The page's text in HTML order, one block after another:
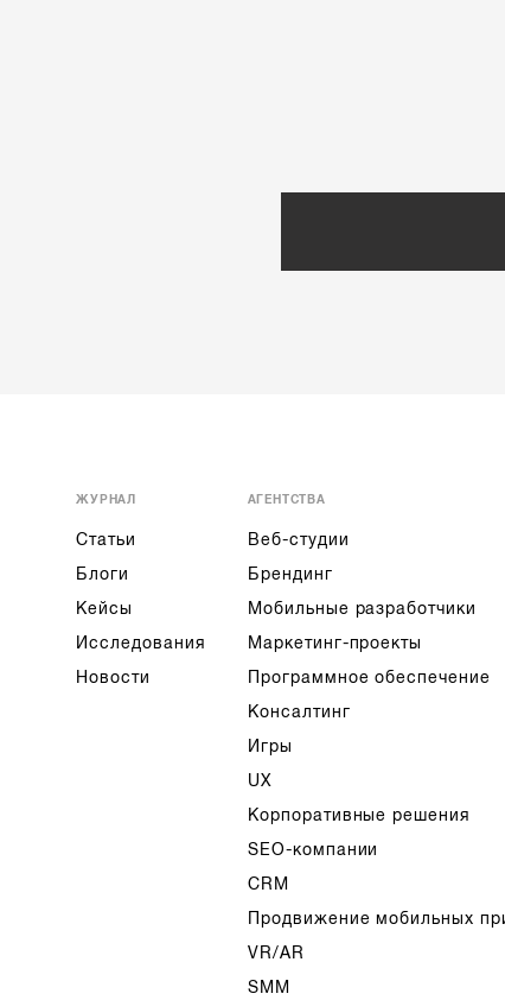
ЖУРНАЛ
Статьи
Блоги
Кейсы
Исследования
Новости
АГЕНТСТВА
Веб-студии
Брендинг
Мобильные разработчики
Маркетинг-проекты
Программное обеспечение
Консалтинг
Игры
UX
Корпоративные решения
SEO-компании
CRM
Продвижение мобильных
VR/AR
SMM